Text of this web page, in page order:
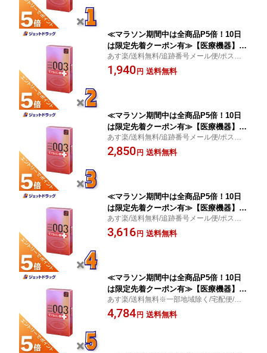
≪マラソン期間中は全商品P5倍！10日
は限定先着クーポン有≫【医療機器】オ
カモト ゼロゼロスリー003 ヒアルロン
酸プラス 10個入 ×2個〔薄さ0.03ミリ・
あす楽/送料無料/追跡番号メール便/ポスト
投函/ヒアルロン酸配合ゼリー塗布/潤いたっ
ぷり/オカモト
1,940円 送料無料
≪マラソン期間中は全商品P5倍！10日
は限定先着クーポン有≫【医療機器】オ
カモト ゼロゼロスリー003 ヒアルロン
酸プラス 10個入 ×3個〔薄さ0.03ミリ・
あす楽/送料無料/追跡番号メール便/ポスト
投函/ヒアルロン酸配合ゼリー塗布/潤いたっ
ぷり/オカモト
2,850円 送料無料
≪マラソン期間中は全商品P5倍！10日
は限定先着クーポン有≫【医療機器】オ
カモト ゼロゼロスリー003 ヒアルロン
酸プラス 10個入 ×4個〔薄さ0.03ミリ・
あす楽/送料無料/追跡番号メール便/ポスト
投函/ヒアルロン酸配合ゼリー塗布/潤いたっ
ぷり/オカモト
3,616円 送料無料
≪マラソン期間中は全商品P5倍！10日
は限定先着クーポン有≫【医療機器】オ
カモト ゼロゼロスリー003 ヒアルロン
酸プラス 10個入 ×5個〔薄さ0.03ミリ・
あす楽/送料無料※一部地域除く/宅配便/ヒ
アルロン酸配合ゼリー塗布/潤いたっぷり/オ
カモト
4,784円 送料無料